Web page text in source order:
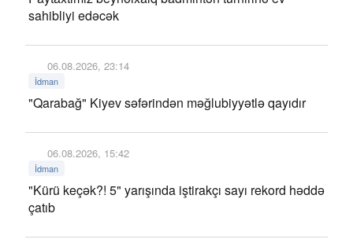
sahibliyi edəcək
06.08.2026, 23:14
İdman
"Qarabağ" Kiyev səfərindən məğlubiyyətlə qayıdır
06.08.2026, 15:42
İdman
"Kürü keçək?! 5" yarışında iştirakçı sayı rekord həddə
çatıb